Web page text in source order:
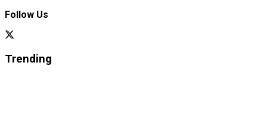
Follow Us
Trending